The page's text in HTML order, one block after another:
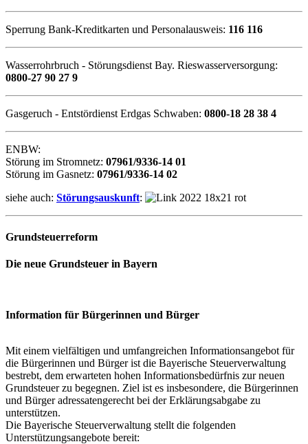
Sperrung Bank-Kreditkarten und Personalausweis: 116 116
Wasserrohrbruch - Störungsdienst Bay. Rieswasserversorgung:
0800-27 90 27 9
Gasgeruch - Entstördienst Erdgas Schwaben: 0800-18 28 38 4
ENBW:
Störung im Stromnetz: 07961/9336-14 01
Störung im Gasnetz: 07961/9336-14 02
siehe auch: Störungsauskunft:
Grundsteuerreform
Die neue Grundsteuer in Bayern
Information für Bürgerinnen und Bürger
Mit einem vielfältigen und umfangreichen Informationsangebot für
die Bürgerinnen und Bürger ist die Bayerische Steuerverwaltung
bestrebt, dem erwarteten hohen Informationsbedürfnis zur neuen
Grundsteuer zu begegnen. Ziel ist es insbesondere, die Bürgerinnen
und Bürger adressatengerecht bei der Erklärungsabgabe zu
unterstützen.
Die Bayerische Steuerverwaltung stellt die folgenden
Unterstützungsangebote bereit: